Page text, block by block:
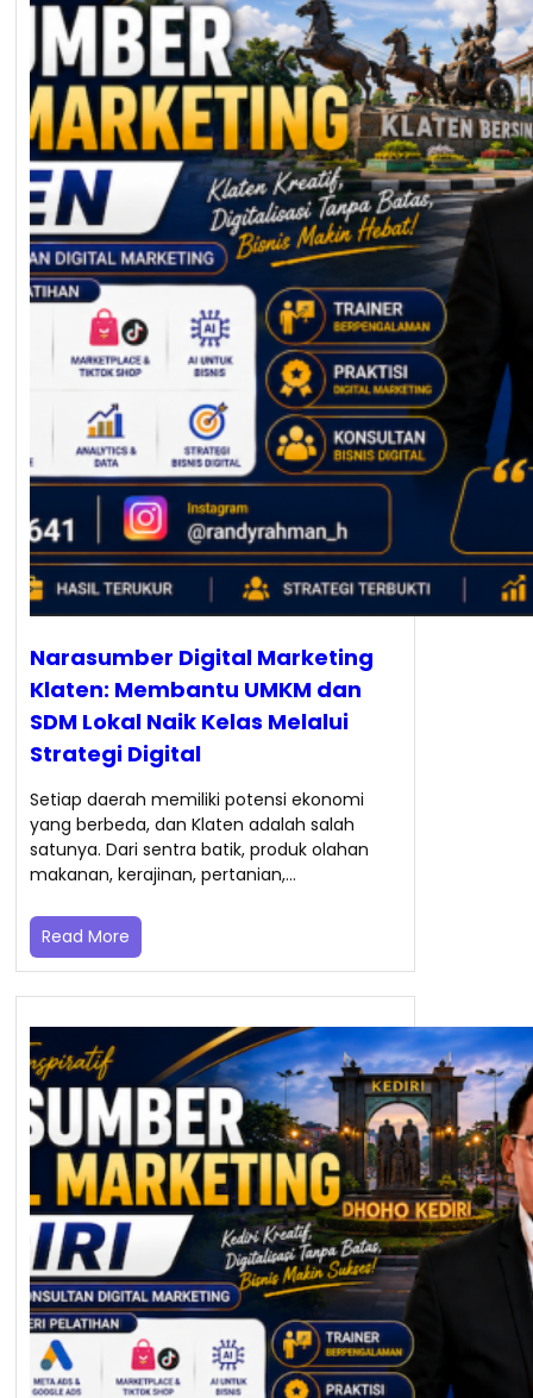
Narasumber Digital Marketing
Klaten: Membantu UMKM dan
SDM Lokal Naik Kelas Melalui
Strategi Digital
Setiap daerah memiliki potensi ekonomi
yang berbeda, dan Klaten adalah salah
satunya. Dari sentra batik, produk olahan
makanan, kerajinan, pertanian,…
Read More